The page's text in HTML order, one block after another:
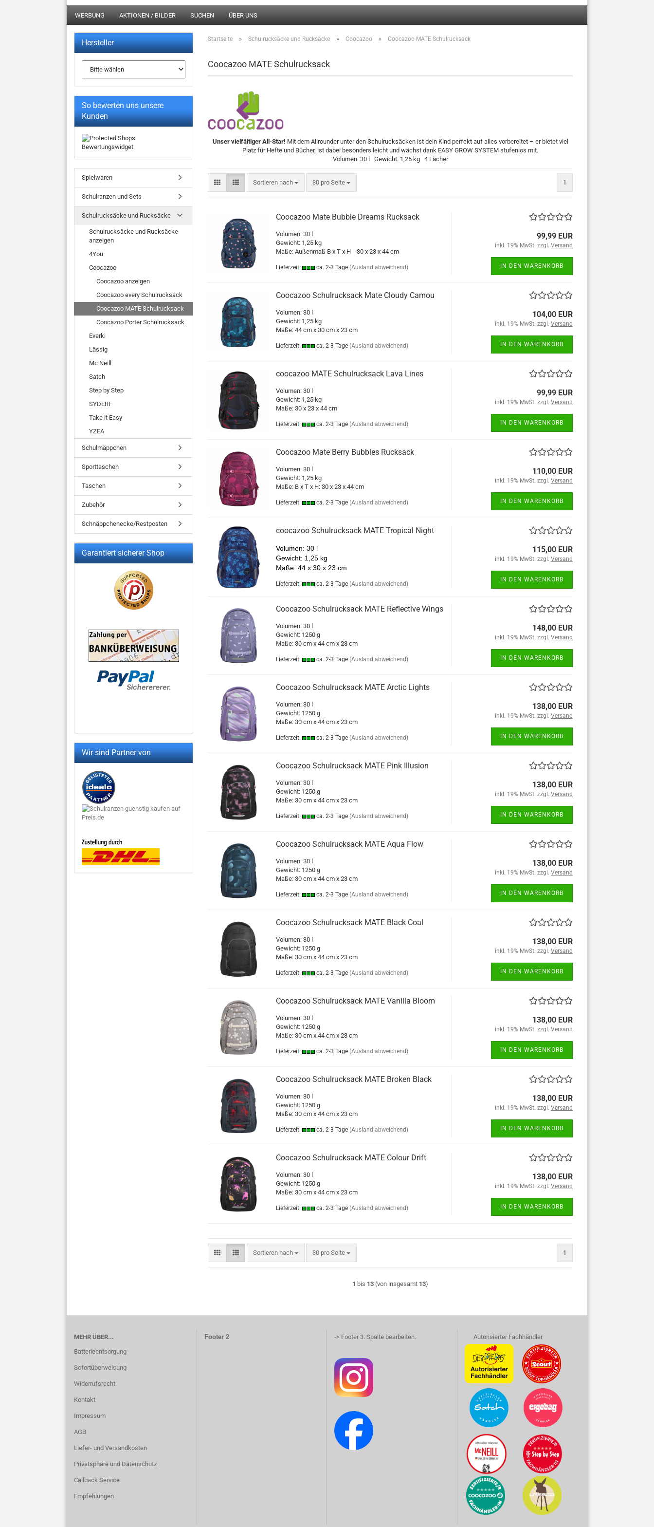
WERBUNG AKTIONEN / BILDER SUCHEN ÜBER UNS
Startseite » Schulrucksäcke und Rucksäcke » Coocazoo » Coocazoo MATE Schulrucksack
Coocazoo MATE Schulrucksack
Unser vielfältiger All-Star! Mit dem Allrounder unter den Schulrucksäcken ist dein Kind perfekt auf alles vorbereitet – er bietet viel
Platz für Hefte und Bücher, ist dabei besonders leicht und wächst dank EASY GROW SYSTEM stufenlos mit.
Volumen: 30 l Gewicht: 1,25 kg 4 Fächer
Sortieren nach
Sortieren nach 30 pro Seite
pro Seite 1
Coocazoo Mate Bubble Dreams Rucksack
Volumen: 30 l
Gewicht: 1,25 kg
Maße: Außenmaß B x T x H 30 x 23 x 44 cm
Lieferzeit: ca. 2-3 Tage (Ausland abweichend)
99,99 EUR
inkl. 19% MwSt. zzgl. Versand
IN DEN WARENKORB
Coocazoo Schulrucksack Mate Cloudy Camou
Volumen: 30 l
Gewicht: 1,25 kg
Maße: 44 cm x 30 cm x 23 cm
Lieferzeit: ca. 2-3 Tage (Ausland abweichend)
104,00 EUR
inkl. 19% MwSt. zzgl. Versand
IN DEN WARENKORB
coocazoo MATE Schulrucksack Lava Lines
Volumen: 30 l
Gewicht: 1,25 kg
Maße: 30 x 23 x 44 cm
Lieferzeit: ca. 2-3 Tage (Ausland abweichend)
99,99 EUR
inkl. 19% MwSt. zzgl. Versand
IN DEN WARENKORB
Coocazoo Mate Berry Bubbles Rucksack
Volumen: 30 l
Gewicht: 1,25 kg
Maße: B x T x H: 30 x 23 x 44 cm
Lieferzeit: ca. 2-3 Tage (Ausland abweichend)
110,00 EUR
inkl. 19% MwSt. zzgl. Versand
IN DEN WARENKORB
coocazoo Schulrucksack MATE Tropical Night
Volumen: 30 l
Gewicht: 1,25 kg
Maße: 44 x 30 x 23 cm
Lieferzeit: ca. 2-3 Tage (Ausland abweichend)
115,00 EUR
inkl. 19% MwSt. zzgl. Versand
IN DEN WARENKORB
Coocazoo Schulrucksack MATE Reflective Wings
Volumen: 30 l
Gewicht: 1250 g
Maße: 30 cm x 44 cm x 23 cm
Lieferzeit: ca. 2-3 Tage (Ausland abweichend)
148,00 EUR
inkl. 19% MwSt. zzgl. Versand
IN DEN WARENKORB
Coocazoo Schulrucksack MATE Arctic Lights
Volumen: 30 l
Gewicht: 1250 g
Maße: 30 cm x 44 cm x 23 cm
Lieferzeit: ca. 2-3 Tage (Ausland abweichend)
138,00 EUR
inkl. 19% MwSt. zzgl. Versand
IN DEN WARENKORB
Coocazoo Schulrucksack MATE Pink Illusion
Volumen: 30 l
Gewicht: 1250 g
Maße: 30 cm x 44 cm x 23 cm
Lieferzeit: ca. 2-3 Tage (Ausland abweichend)
138,00 EUR
inkl. 19% MwSt. zzgl. Versand
IN DEN WARENKORB
Coocazoo Schulrucksack MATE Aqua Flow
Volumen: 30 l
Gewicht: 1250 g
Maße: 30 cm x 44 cm x 23 cm
Lieferzeit: ca. 2-3 Tage (Ausland abweichend)
138,00 EUR
inkl. 19% MwSt. zzgl. Versand
IN DEN WARENKORB
Coocazoo Schulrucksack MATE Black Coal
Volumen: 30 l
Gewicht: 1250 g
Maße: 30 cm x 44 cm x 23 cm
Lieferzeit: ca. 2-3 Tage (Ausland abweichend)
138,00 EUR
inkl. 19% MwSt. zzgl. Versand
IN DEN WARENKORB
Coocazoo Schulrucksack MATE Vanilla Bloom
Volumen: 30 l
Gewicht: 1250 g
Maße: 30 cm x 44 cm x 23 cm
Lieferzeit: ca. 2-3 Tage (Ausland abweichend)
138,00 EUR
inkl. 19% MwSt. zzgl. Versand
IN DEN WARENKORB
Coocazoo Schulrucksack MATE Broken Black
Volumen: 30 l
Gewicht: 1250 g
Maße: 30 cm x 44 cm x 23 cm
Lieferzeit: ca. 2-3 Tage (Ausland abweichend)
138,00 EUR
inkl. 19% MwSt. zzgl. Versand
IN DEN WARENKORB
Coocazoo Schulrucksack MATE Colour Drift
Volumen: 30 l
Gewicht: 1250 g
Maße: 30 cm x 44 cm x 23 cm
Lieferzeit: ca. 2-3 Tage (Ausland abweichend)
138,00 EUR
inkl. 19% MwSt. zzgl. Versand
IN DEN WARENKORB
Sortieren nach
Sortieren nach 30 pro Seite
pro Seite 1
1 bis 13 (von insgesamt 13)
Hersteller
So bewerten uns unsere
Kunden
Spielwaren
Schulranzen und Sets
Schulrucksäcke und Rucksäcke
Schulrucksäcke und Rucksäcke
anzeigen
4You
Coocazoo
Coocazoo anzeigen
Coocazoo every Schulrucksack
Coocazoo MATE Schulrucksack
Coocazoo Porter Schulrucksack
Everki
Lässig
Mc Neill
Satch
Step by Step
SYDERF
Take it Easy
YZEA
Schulmäppchen
Sporttaschen
Taschen
Zubehör
Schnäppchenecke/Restposten
Garantiert sicherer Shop
Wir sind Partner von
MEHR ÜBER...
Batterieentsorgung
Sofortüberweisung
Widerrufsrecht
Kontakt
Impressum
AGB
Liefer- und Versandkosten
Privatsphäre und Datenschutz
Callback Service
Empfehlungen
Footer 2 -> Footer 3. Spalte bearbeiten. Autorisierter Fachhändler